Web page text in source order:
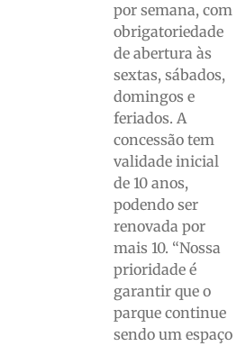
por semana, com
obrigatoriedade
de abertura às
sextas, sábados,
domingos e
feriados. A
concessão tem
validade inicial
de 10 anos,
podendo ser
renovada por
mais 10. “Nossa
prioridade é
garantir que o
parque continue
sendo um espaço